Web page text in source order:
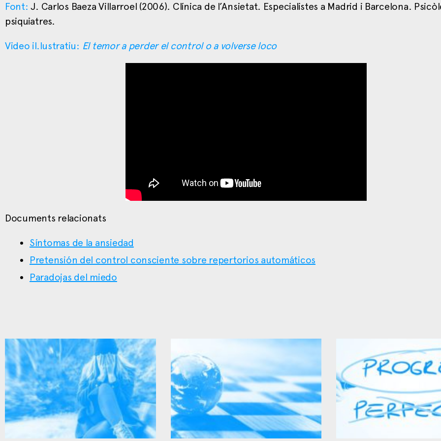
Font: J. Carlos Baeza Villarroel (2006). Clínica de l’Ansietat. Especialistes a Madrid i Barcelona.
psiquiatres.
Video il.lustratiu: El temor a perder el control o a volverse loco
Documents relacionats
Síntomas de la ansiedad
Pretensión del control consciente sobre repertorios automáticos
Paradojas del miedo